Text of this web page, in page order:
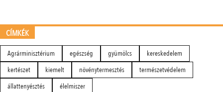
CÍMKÉK
Agrárminisztérium egészség gyümölcs
kereskedelem
kertészet
kiemelt növénytermesztés
természetvédelem
állattenyésztés
élelmiszer